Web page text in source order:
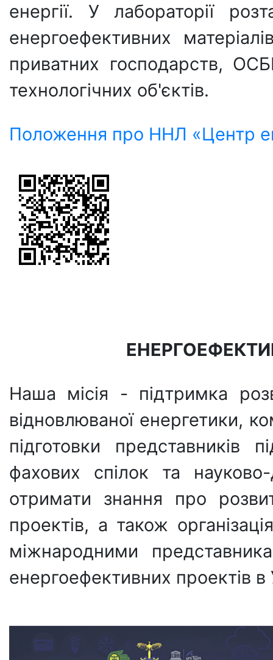
енергії. У лабораторії
енергоефективних
приватних господарств,
технологічних об'єктів.
Положення про ННЛ «Центр
Наша місія - підтримка
відновлюваної енергетики,
підготовки представників
фахових спілок та науково-
отримати знання про
проектів, а також
міжнародними
енергоефективних проектів в